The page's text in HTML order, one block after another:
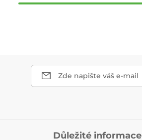
Zde napište váš e-mail
Důležité informace